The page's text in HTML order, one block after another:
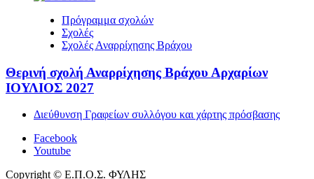
Πρόγραμμα σχολών
Σχολές
Σχολές Αναρρίχησης Βράχου
Θερινή σχολή Αναρρίχησης Βράχου Αρχαρίων
ΙΟΥΛΙΟΣ 2027
Διεύθυνση Γραφείων συλλόγου και χάρτης πρόσβασης
Facebook
Youtube
Copyright © Ε.Π.Ο.Σ. ΦΥΛΗΣ